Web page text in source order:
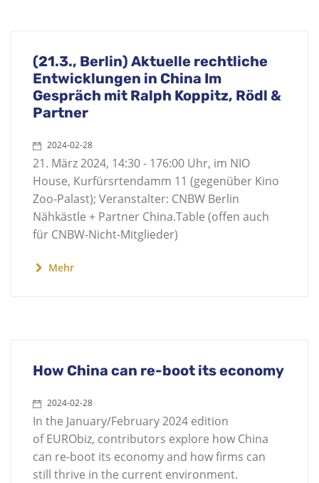
(21.3., Berlin) Aktuelle rechtliche
Entwicklungen in China Im
Gespräch mit Ralph Koppitz, Rödl &
Partner
2024-02-28
21. März 2024, 14:30 - 176:00 Uhr, im NIO
House, Kurfürsrtendamm 11 (gegenüber Kino
Zoo-Palast); Veranstalter: CNBW Berlin
Nähkästle + Partner China.Table (offen auch
für CNBW-Nicht-Mitglieder)
Mehr
How China can re-boot its economy
2024-02-28
In the January/February 2024 edition
of EURObiz, contributors explore how China
can re-boot its economy and how firms can
still thrive in the current environment.